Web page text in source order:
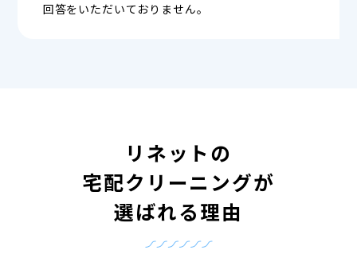
回答をいただいておりません。
リネットの
宅配クリーニングが
選ばれる理由